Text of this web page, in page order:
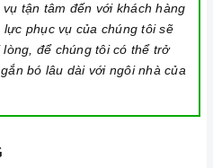
tận tâm đến với khách hàng
phục vụ của chúng tôi sẽ
để chúng tôi có thể trở
bó lâu dài với ngôi nhà của